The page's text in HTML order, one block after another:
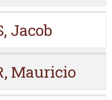
Jacob
Mauricio